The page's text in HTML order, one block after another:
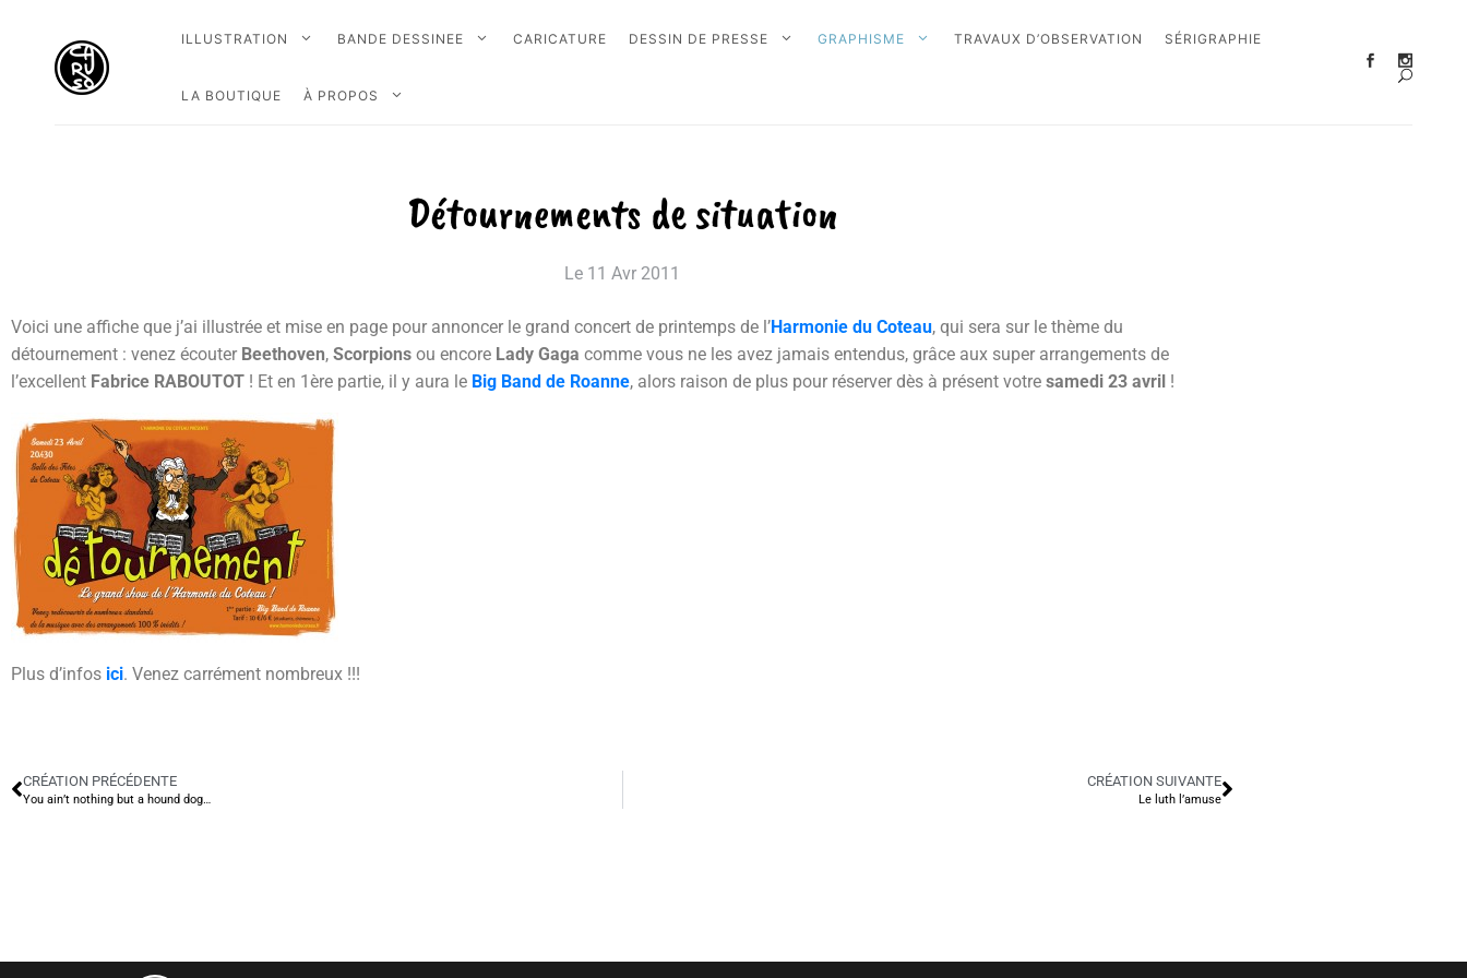
ILLUSTRATION BANDE DESSINEE CARICATURE DESSIN DE PRESSE GRAPHISME TRAVAUX D’OBSERVATION SÉRIGRAPHIE
LA BOUTIQUE À PROPOS
Détournements de situation
Le 11 Avr 2011
Voici une affiche que j’ai illustrée et mise en page pour annoncer le grand concert de printemps de l’Harmonie du Coteau, qui sera sur le thème du
détournement : venez écouter Beethoven, Scorpions ou encore Lady Gaga comme vous ne les avez jamais entendus, grâce aux super arrangements de
l’excellent Fabrice RABOUTOT ! Et en 1ère partie, il y aura le Big Band de Roanne, alors raison de plus pour réserver dès à présent votre samedi 23 avril !
Plus d’infos ici. Venez carrément nombreux !!!
CRÉATION PRÉCÉDENTE
You ain’t nothing but a hound dog…
CRÉATION SUIVANTE
Le luth l’amuse